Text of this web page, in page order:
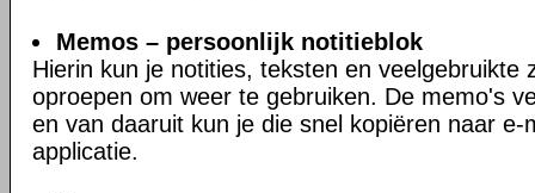
Memos – persoonlijk notitieblok
Hierin kun je notities, teksten en veelgebruikte
oproepen om weer te gebruiken. De memo's
en van daaruit kun je die snel kopiëren naar e-
applicatie.